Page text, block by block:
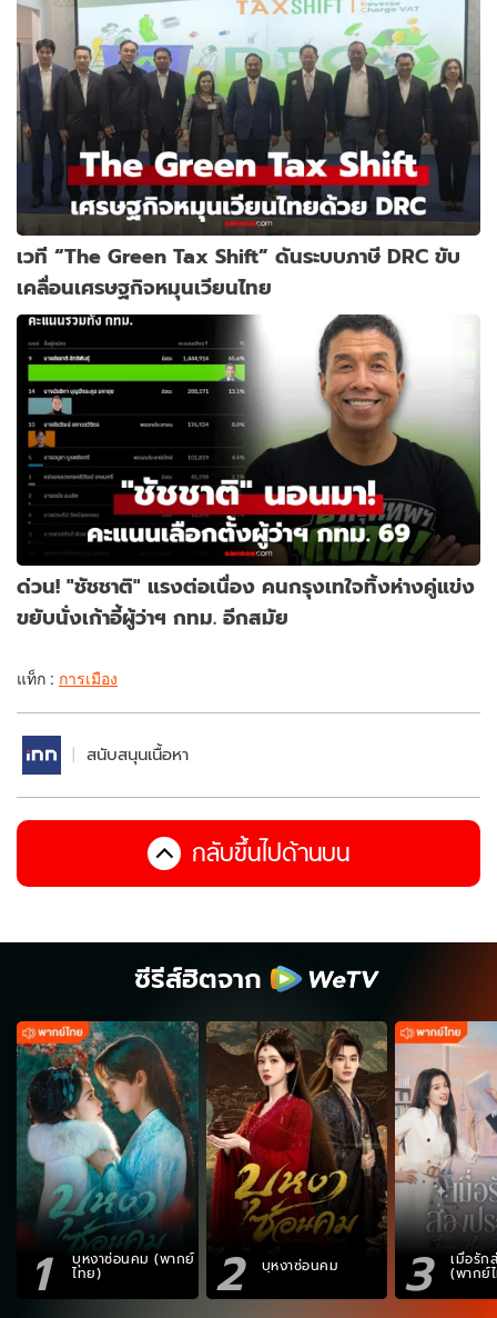
เวที “The Green Tax Shift” ดันระบบภาษี DRC ขับ
เคลื่อนเศรษฐกิจหมุนเวียนไทย
ด่วน! "ชัชชาติ" แรงต่อเนื่อง คนกรุงเทใจทิ้งห่างคู่แข่ง
ขยับนั่งเก้าอี้ผู้ว่าฯ กทม. อีกสมัย
แท็ก : การเมือง
สนับสนุนเนื้อหา
กลับขึ้นไปด้านบน
ซีรีส์ฮิตจาก
1 บุหงาซ่อนคม (พากย์
ไทย) 2 บุหงาซ่อนคม 3 เมื่อรัก
(พากย์